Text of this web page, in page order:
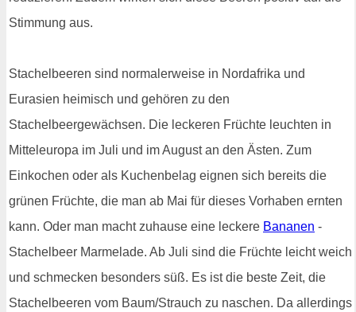
Stimmung aus.
Stachelbeeren sind normalerweise in Nordafrika und
Eurasien heimisch und gehören zu den
Stachelbeergewächsen. Die leckeren Früchte leuchten in
Mitteleuropa im Juli und im August an den Ästen. Zum
Einkochen oder als Kuchenbelag eignen sich bereits die
grünen Früchte, die man ab Mai für dieses Vorhaben ernten
kann. Oder man macht zuhause eine leckere Bananen -
Stachelbeer Marmelade. Ab Juli sind die Früchte leicht weich
und schmecken besonders süß. Es ist die beste Zeit, die
Stachelbeeren vom Baum/Strauch zu naschen. Da allerdings